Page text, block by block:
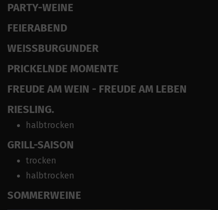
PARTY-WEINE
FEIERABEND
WEISSBURGUNDER
PRICKELNDE MOMENTE
FREUDE AM WEIN - FREUDE AM LEBEN
RIESLING.
halbtrocken
GRILL-SAISON
trocken
halbtrocken
SOMMERWEINE